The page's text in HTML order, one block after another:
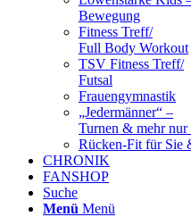
Bewegung
Fitness Treff/
Full Body Workout
TSV Fitness Treff/
Futsal
Frauengymnastik
„Jedermänner“ –
Turnen & mehr
Rücken-Fit für Sie
CHRONIK
FANSHOP
Suche
Menü Menü